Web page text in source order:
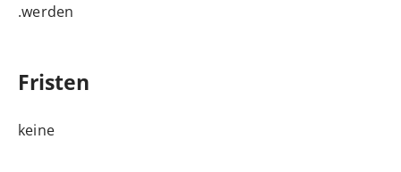
werden.
Fristen
keine